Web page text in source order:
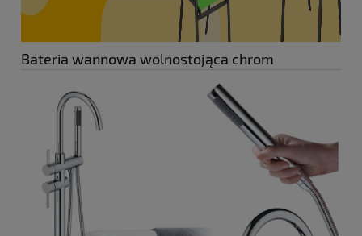
Bateria wannowa wolnostojąca chrom